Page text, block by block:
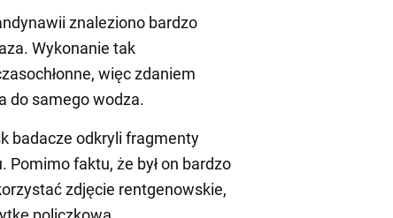
znaleziono bardzo
Wykonanie tak
więc zdaniem
do samego wodza.
badacze odkryli fragmenty
Pomimo faktu, że był on bardzo
zdjęcie rentgenowskie,